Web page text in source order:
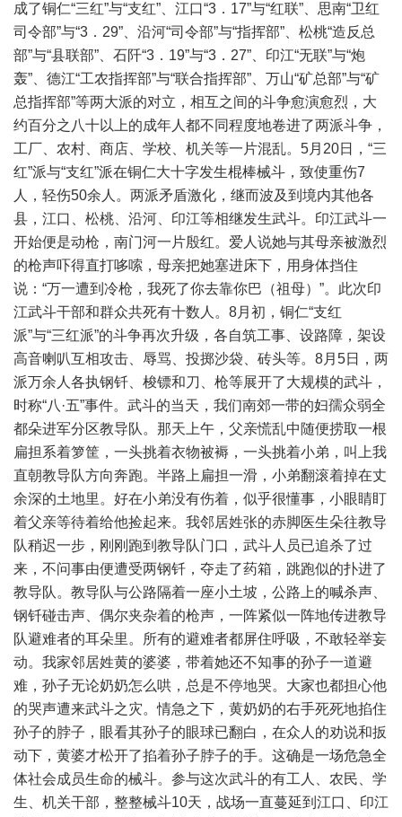
成了铜仁“三红”与“支红”、江口“3．17”与“红联”、思南“卫红
司令部”与“3．29”、沿河“司令部”与“指挥部”、松桃“造反总
部”与“县联部”、石阡“3．19”与“3．27”、印江“无联”与“炮
轰”、德江“工农指挥部”与“联合指挥部”、万山“矿总部”与“矿
总指挥部”等两大派的对立，相互之间的斗争愈演愈烈，大
约百分之八十以上的成年人都不同程度地卷进了两派斗争，
工厂、农村、商店、学校、机关等一片混乱。5月20日，“三
红”派与“支红”派在铜仁大十字发生棍棒械斗，致使重伤7
人，轻伤50余人。两派矛盾激化，继而波及到境内其他各
县，江口、松桃、沿河、印江等相继发生武斗。印江武斗一
开始便是动枪，南门河一片殷红。爱人说她与其母亲被激烈
的枪声吓得直打哆嗦，母亲把她塞进床下，用身体挡住
说：“万一遭到冷枪，我死了你去靠你巴（祖母）”。此次印
江武斗干部和群众共死有十数人。8月初，铜仁“支红
派”与“三红派”的斗争再次升级，各自筑工事、设路障，架设
高音喇叭互相攻击、辱骂、投掷沙袋、砖头等。8月5日，两
派万余人各执钢钎、梭镖和刀、枪等展开了大规模的武斗，
时称“八·五”事件。武斗的当天，我们南郊一带的妇孺众弱全
都朵进军分区教导队。那天上午，父亲慌乱中随便捞取一根
扁担系着箩筐，一头挑着衣物被褥，一头挑着小弟，叫上我
直朝教导队方向奔跑。半路上扁担一滑，小弟翻滚着掉在丈
余深的土地里。好在小弟没有伤着，似乎很懂事，小眼睛盯
着父亲等待着给他捡起来。我邻居姓张的赤脚医生朵往教导
队稍迟一步，刚刚跑到教导队门口，武斗人员已追杀了过
来，不问事由便遭受两钢钎，夺走了药箱，跳跑似的扑进了
教导队。教导队与公路隔着一座小土坡，公路上的喊杀声、
钢钎碰击声、偶尔夹杂着的枪声，一阵紧似一阵地传进教导
队避难者的耳朵里。所有的避难者都屏住呼吸，不敢轻举妄
动。我家邻居姓黄的婆婆，带着她还不知事的孙子一道避
难，孙子无论奶奶怎么哄，总是不停地哭。大家也都担心他
的哭声遭来武斗之灾。情急之下，黄奶奶的右手死死地掐住
孙子的脖子，眼看其孙子的眼球已翻白，在众人的劝说和扳
动下，黄婆才松开了掐着孙子脖子的手。这确是一场危急全
体社会成员生命的械斗。参与这次武斗的有工人、农民、学
生、机关干部，整整械斗10天，战场一直蔓延到江口、印江